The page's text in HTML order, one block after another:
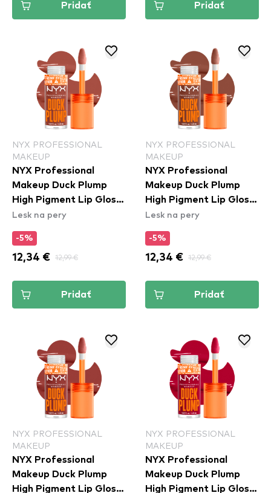
Pridať Pridať
NYX PROFESSIONAL
MAKEUP
NYX Professional
Makeup Duck Plump
High Pigment Lip Gloss
- Brown Of Applause
Lesk na pery
-5%
12,34 € 12,99 €
Pridať
NYX PROFESSIONAL
MAKEUP
NYX Professional
Makeup Duck Plump
High Pigment Lip Gloss
- Mocha Me Crazy
Lesk na pery
-5%
12,34 € 12,99 €
Pridať
NYX PROFESSIONAL
MAKEUP
NYX Professional
Makeup Duck Plump
High Pigment Lip Gloss
NYX PROFESSIONAL
MAKEUP
NYX Professional
Makeup Duck Plump
High Pigment Lip Gloss